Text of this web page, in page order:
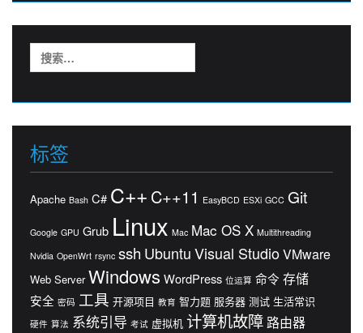
索：
标签
Apache Bash C# C++ C++11 EasyBCD ESXi GCC Git
Google GPU Grub Linux Mac Mac OS X Multithreading
Nvidia OpenWrt rsync ssh UbuntuVisual StudioVMware
Web Server Windows WordPress 位运算 命令 存储
安全 密码 工具 开源项目 教育 智力题 服务器 测试 生活常识
硬件 算法 系统引导 考试 虚拟机 计算机故障 路由器